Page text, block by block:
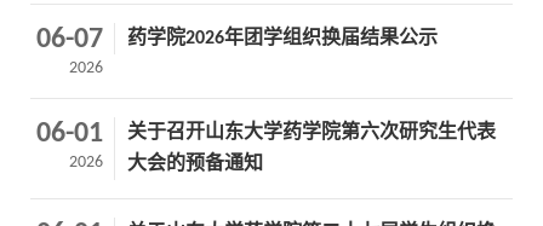
06-07
2026
药学院2026年团学组织换届结果公示
06-01
2026
关于召开山东大学药学院第六次研究生代表
大会的预备通知